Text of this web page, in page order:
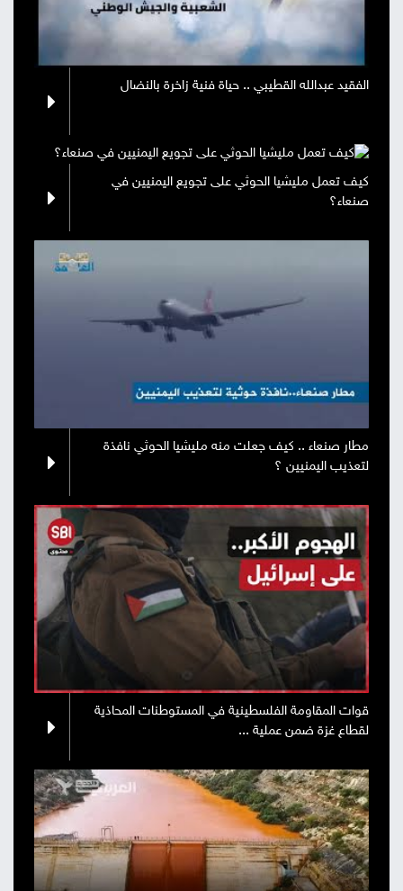
الفقيد عبدالله القطيبي .. حياة فنية زاخرة بالنضال
كيف تعمل مليشيا الحوثي على تجويع اليمنيين في
صنعاء؟
مطار صنعاء .. كيف جعلت منه مليشيا الحوثي نافذة
لتعذيب اليمنيين ؟
قوات المقاومة الفلسطينية في المستوطنات المحاذية
لقطاع غزة ضمن عملية ...